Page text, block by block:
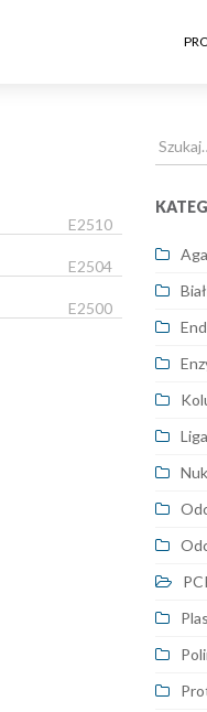
E2510
E2504
E2500
Szukaj
dla: